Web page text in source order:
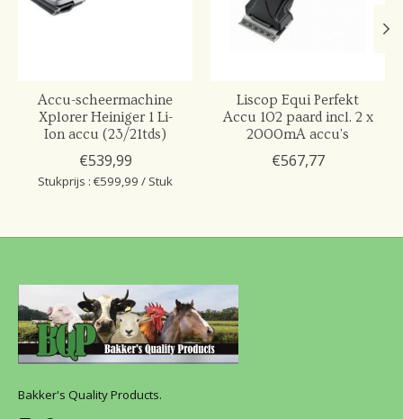
Accu-scheermachine
Xplorer Heiniger 1 Li-
Ion accu (23/21tds)
€539,99
Stukprijs : €599,99 / Stuk
Liscop Equi Perfekt
Accu 102 paard incl. 2 x
2000mA accu's
€567,77
Bakker's Quality Products.